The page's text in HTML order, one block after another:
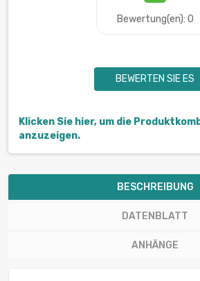
Bewertung(en): 0
BEWERTEN SIE ES
Klicken Sie hier, um die
anzuzeigen.
BESCHREIBUNG
DATENBLATT
ANHÄNGE